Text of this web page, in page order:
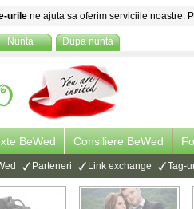
urile ne ajuta sa oferim serviciile noastre.
Nunta Dupa nunta
BeWed Consiliere BeWed
Parteneri Link exchange Tag-